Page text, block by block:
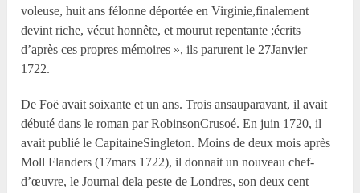
voleuse, huit ans félonne déportée en Virginie,finalement
devint riche, vécut honnête, et mourut repentante ;écrits
d’après ces propres mémoires », ils parurent le 27Janvier
1722.
De Foë avait soixante et un ans. Trois ansauparavant, il avait
débuté dans le roman par RobinsonCrusoé. En juin 1720, il
avait publié le CapitaineSingleton. Moins de deux mois après
Moll Flanders (17mars 1722), il donnait un nouveau chef-
d’œuvre, le Journal dela peste de Londres, son deux cent